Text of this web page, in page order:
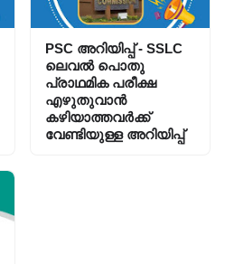
PSC അറിയിപ്പ്‌ - SSLC
ലെവൽ പൊതു
പ്രാഥമിക പരീക്ഷ
എഴുതുവാൻ
കഴിയാത്തവർക്ക്
വേണ്ടിയുള്ള അറിയിപ്പ്‌